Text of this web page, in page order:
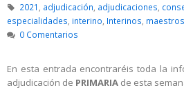
2021 , adjudicación, adjudicaciones,
especialidades, interino, Interinos, maestros
0 Comentarios
En esta entrada encontraréis toda la
adjudicación de PRIMARIA de esta